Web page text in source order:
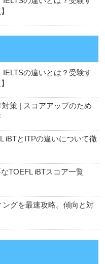
の違いとは？受験す
対策 | スコアアップのため
iBTとITPの違いについて徹
TOEFL iBTスコア一覧
ングを最速攻略。傾向と対